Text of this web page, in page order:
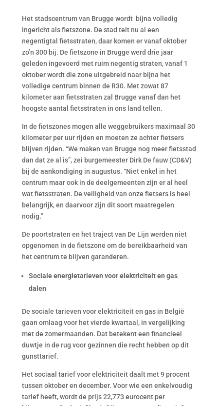
Het stadscentrum van Brugge wordt bijna volledig
ingericht als fietszone. De stad telt nu al een
negentigtal fietsstraten, daar komen er vanaf oktober
zo’n 300 bij. De fietszone in Brugge werd drie jaar
geleden ingevoerd met ruim negentig straten, vanaf 1
oktober wordt die zone uitgebreid naar bijna het
volledige centrum binnen de R30. Met zowat 87
kilometer aan fietsstraten zal Brugge vanaf dan het
hoogste aantal fietsstraten in ons land tellen.
In de fietszones mogen alle weggebruikers maximaal 30
kilometer per uur rijden en moeten ze achter fietsers
blijven rijden. “We maken van Brugge nog meer fietsstad
dan dat ze al is”, zei burgemeester Dirk De fauw (CD&V)
bij de aankondiging in augustus. “Niet enkel in het
centrum maar ook in de deelgemeenten zijn er al heel
wat fietsstraten. De veiligheid van onze fietsers is heel
belangrijk, en daarvoor zijn dit soort maatregelen
nodig.”
De poortstraten en het traject van De Lijn werden niet
opgenomen in de fietszone om de bereikbaarheid van
het centrum te blijven garanderen.
Sociale energietarieven voor elektriciteit en gas
dalen
De sociale tarieven voor elektriciteit en gas in België
gaan omlaag voor het vierde kwartaal, in vergelijking
met de zomermaanden. Dat betekent een financieel
duwtje in de rug voor gezinnen die recht hebben op dit
gunsttarief.
Het sociaal tarief voor elektriciteit daalt met 9 procent
tussen oktober en december. Voor wie een enkelvoudig
tarief heeft, wordt de prijs 22,773 eurocent per